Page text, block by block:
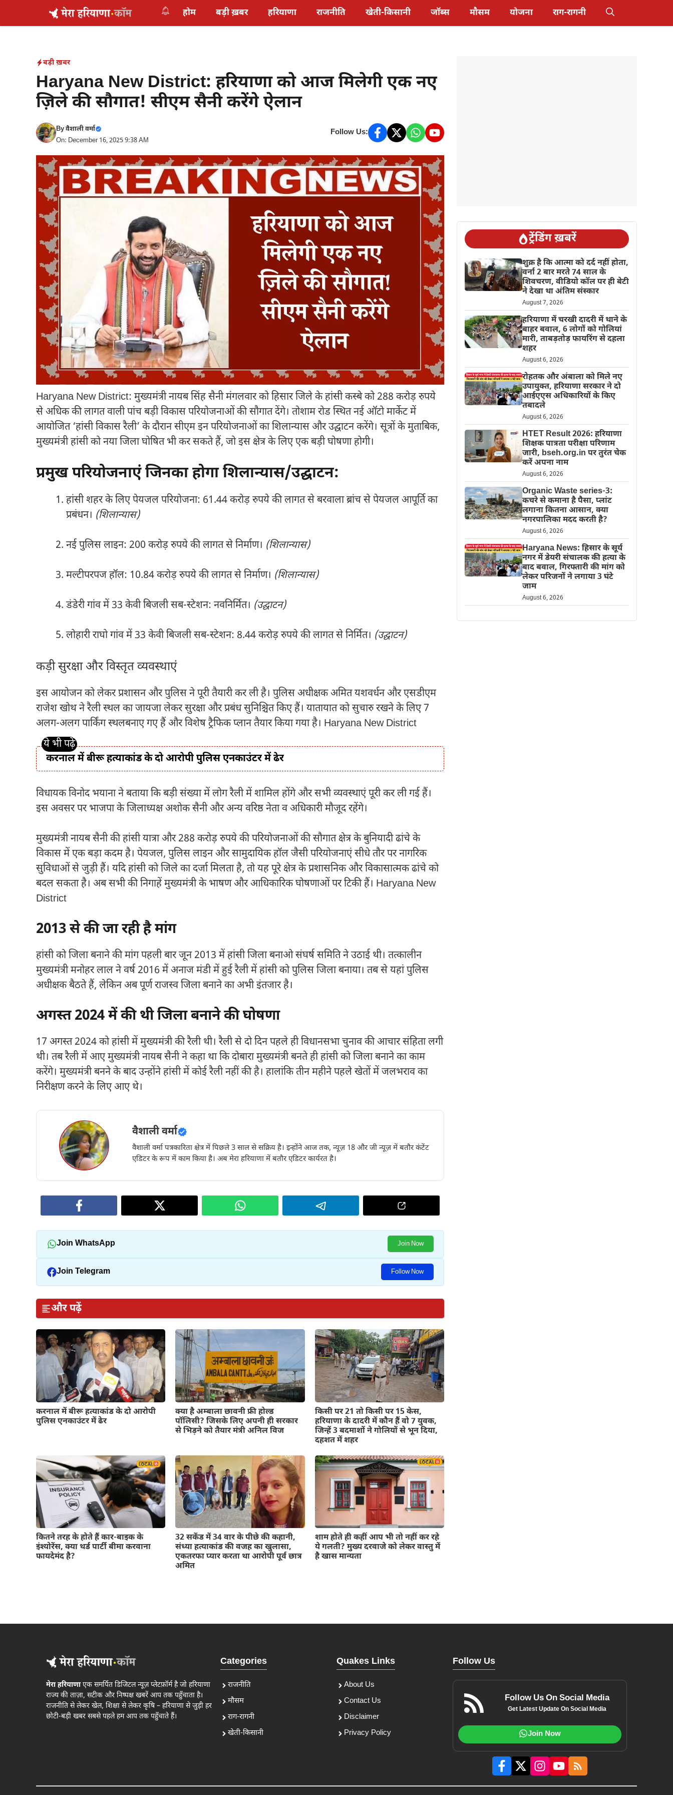
होम बड़ी ख़बर हरियाणा राजनीति खेती-किसानी जॉब्स मौसम योजना राग-रागनी
बड़ी ख़बर
Haryana New District: हरियाणा को आज मिलेगी एक नए
ज़िले की सौगात! सीएम सैनी करेंगे ऐलान
Byवैशाली वर्मा
On: December 16, 2025 9:38 AM
Follow Us:
Haryana New District: मुख्यमंत्री नायब सिंह सैनी मंगलवार को हिसार जिले के हांसी कस्बे को 288 करोड़ रुपये
से अधिक की लागत वाली पांच बड़ी विकास परियोजनाओं की सौगात देंगे। तोशाम रोड स्थित नई ऑटो मार्केट में
आयोजित ‘हांसी विकास रैली’ के दौरान सीएम इन परियोजनाओं का शिलान्यास और उद्घाटन करेंगे। सूत्रों के मुताबिक,
मुख्यमंत्री हांसी को नया जिला घोषित भी कर सकते हैं, जो इस क्षेत्र के लिए एक बड़ी घोषणा होगी।
प्रमुख परियोजनाएं जिनका होगा शिलान्यास/उद्घाटन:
हांसी शहर के लिए पेयजल परियोजना: 61.44 करोड़ रुपये की लागत से बरवाला ब्रांच से पेयजल आपूर्ति का
प्रबंधन। (शिलान्यास)
नई पुलिस लाइन: 200 करोड़ रुपये की लागत से निर्माण। (शिलान्यास)
मल्टीपरपज हॉल: 10.84 करोड़ रुपये की लागत से निर्माण। (शिलान्यास)
डंडेरी गांव में 33 केवी बिजली सब-स्टेशन: नवनिर्मित। (उद्घाटन)
लोहारी राघो गांव में 33 केवी बिजली सब-स्टेशन: 8.44 करोड़ रुपये की लागत से निर्मित। (उद्घाटन)
कड़ी सुरक्षा और विस्तृत व्यवस्थाएं
इस आयोजन को लेकर प्रशासन और पुलिस ने पूरी तैयारी कर ली है। पुलिस अधीक्षक अमित यशवर्धन और एसडीएम
राजेश खोथ ने रैली स्थल का जायजा लेकर सुरक्षा और प्रबंध सुनिश्चित किए हैं। यातायात को सुचारु रखने के लिए 7
अलग-अलग पार्किंग स्थलबनाए गए हैं और विशेष ट्रैफिक प्लान तैयार किया गया है। Haryana New District
करनाल में बीरू हत्याकांड के दो आरोपी पुलिस एनकाउंटर में ढेर
विधायक विनोद भयाना ने बताया कि बड़ी संख्या में लोग रैली में शामिल होंगे और सभी व्यवस्थाएं पूरी कर ली गई हैं।
इस अवसर पर भाजपा के जिलाध्यक्ष अशोक सैनी और अन्य वरिष्ठ नेता व अधिकारी मौजूद रहेंगे।
मुख्यमंत्री नायब सैनी की हांसी यात्रा और 288 करोड़ रुपये की परियोजनाओं की सौगात क्षेत्र के बुनियादी ढांचे के
विकास में एक बड़ा कदम है। पेयजल, पुलिस लाइन और सामुदायिक हॉल जैसी परियोजनाएं सीधे तौर पर नागरिक
सुविधाओं से जुड़ी हैं। यदि हांसी को जिले का दर्जा मिलता है, तो यह पूरे क्षेत्र के प्रशासनिक और विकासात्मक ढांचे को
बदल सकता है। अब सभी की निगाहें मुख्यमंत्री के भाषण और आधिकारिक घोषणाओं पर टिकी हैं। Haryana New
District
2013 से की जा रही है मांग
हांसी को जिला बनाने की मांग पहली बार जून 2013 में हांसी जिला बनाओ संघर्ष समिति ने उठाई थी। तत्कालीन
मुख्यमंत्री मनोहर लाल ने वर्ष 2016 में अनाज मंडी में हुई रैली में हांसी को पुलिस जिला बनाया। तब से यहां पुलिस
अधीक्षक बैठते हैं, लेकिन अब पूर्ण राजस्व जिला बनाने का अभी इंतजार है।
अगस्त 2024 में की थी जिला बनाने की घोषणा
17 अगस्त 2024 को हांसी में मुख्यमंत्री की रैली थी। रैली से दो दिन पहले ही विधानसभा चुनाव की आचार संहिता लगी
थी। तब रैली में आए मुख्यमंत्री नायब सैनी ने कहा था कि दोबारा मुख्यमंत्री बनते ही हांसी को जिला बनाने का काम
करेंगे। मुख्यमंत्री बनने के बाद उन्होंने हांसी में कोई रैली नहीं की है। हालांकि तीन महीने पहले खेतों में जलभराव का
निरीक्षण करने के लिए आए थे।
वैशाली वर्मा
वैशाली वर्मा पत्रकारिता क्षेत्र में पिछले 3 साल से सक्रिय है। इन्होंने आज तक, न्यूज़ 18 और जी न्यूज़ में बतौर कंटेंट
एडिटर के रूप में काम किया है। अब मेरा हरियाणा में बतौर एडिटर कार्यरत है।
Join WhatsApp Join Now
Join Telegram Follow Now
और पढ़ें
करनाल में बीरू हत्याकांड के दो आरोपी
पुलिस एनकाउंटर में ढेर
क्या है अम्बाला छावनी फ्री होल्ड
पॉलिसी? जिसके लिए अपनी ही सरकार
से भिड़ने को तैयार मंत्री अनिल विज
किसी पर 21 तो किसी पर 15 केस,
हरियाणा के दादरी में कौन हैं वो 7 युवक,
जिन्हें 3 बदमाशों ने गोलियों से भून दिया,
दहशत में शहर
कितने तरह के होते हैं कार-बाइक के
इंश्योरेंस, क्या थर्ड पार्टी बीमा करवाना
फायदेमंद है?
32 सकेंड में 34 वार के पीछे की कहानी,
संध्या हत्याकांड की वजह का खुलासा,
एकतरफा प्यार करता था आरोपी पूर्व छात्र
अमित
शाम होते ही कहीं आप भी तो नहीं कर रहे
ये गलती? मुख्य दरवाजे को लेकर वास्तु में
है खास मान्यता
ट्रेंडिंग ख़बरें
शुक्र है कि आत्मा को दर्द नहीं होता,
वर्ना 2 बार मरते 74 साल के
शिवचरण, वीडियो कॉल पर ही बेटी
ने देखा था अंतिम संस्कार
August 7, 2026
हरियाणा में चरखी दादरी में थाने के
बाहर बवाल, 6 लोगों को गोलियां
मारी, ताबड़तोड़ फायरिंग से दहला
शहर
August 6, 2026
रोहतक और अंबाला को मिले नए
उपायुक्त, हरियाणा सरकार ने दो
आईएएस अधिकारियों के किए
तबादले
August 6, 2026
HTET Result 2026: हरियाणा
शिक्षक पात्रता परीक्षा परिणाम
जारी, bseh.org.in पर तुरंत चेक
करें अपना नाम
August 6, 2026
Organic Waste series-3:
कचरे से कमाना है पैसा, प्लांट
लगाना कितना आसान, क्या
नगरपालिका मदद करती है?
August 6, 2026
Haryana News: हिसार के सूर्य
नगर में डेयरी संचालक की हत्या के
बाद बवाल, गिरफ्तारी की मांग को
लेकर परिजनों ने लगाया 3 घंटे
जाम
August 6, 2026
मेरा हरियाणाएक समर्पित डिजिटल न्यूज़ प्लेटफ़ॉर्म है जो हरियाणा
राज्य की ताज़ा, सटीक और निष्पक्ष खबरें आप तक पहुँचाता है।
राजनीति से लेकर खेल, शिक्षा से लेकर कृषि – हरियाणा से जुड़ी हर
छोटी-बड़ी खबर सबसे पहले हम आप तक पहुँचाते हैं।
Categories
राजनीति
मौसम
राग-रागनी
खेती-किसानी
Quakes Links
About Us
Contact Us
Disclaimer
Privacy Policy
Follow Us
Follow Us On Social Media
Get Latest Update On Social Media
Join Now